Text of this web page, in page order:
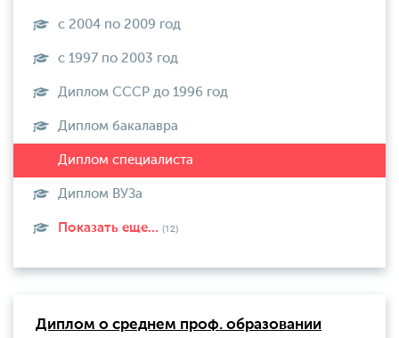
с 2004 по 2009 год
с 1997 по 2003 год
Диплом СССР до 1996 год
Диплом бакалавра
Диплом ВУЗа
Показать еще... (12)
Диплом о среднем проф. образовании